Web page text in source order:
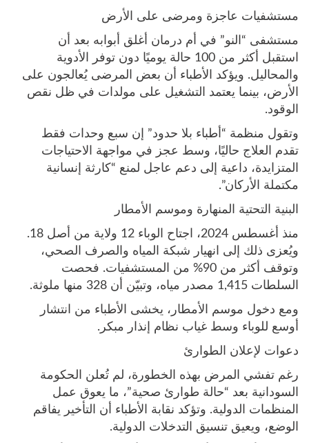
مستشفيات عاجزة ومرضى على الأرض
مستشفى “النو” في أم درمان أغلق أبوابه بعد أن
استقبل أكثر من 100 حالة يوميًا دون توفر الأدوية
والمحاليل. ويؤكد الأطباء أن بعض المرضى يُعالجون على
الأرض، بينما يعتمد التشغيل على مولدات في ظل نقص
الوقود.
وتقول منظمة “أطباء بلا حدود” إن سبع وحدات فقط
تقدم العلاج حاليًا، وسط عجز في مواجهة الاحتياجات
المتزايدة، داعية إلى دعم عاجل لمنع “كارثة إنسانية
مكتملة الأركان”.
البنية التحتية المنهارة وموسم الأمطار
منذ أغسطس 2024، اجتاح الوباء 12 ولاية من أصل 18.
ويُعزى ذلك إلى انهيار شبكة المياه والصرف الصحي،
وتوقف أكثر من 90% من المستشفيات. فحصت
السلطات 1,415 مصدر مياه، وتبيّن أن 328 منها ملوثة.
ومع دخول موسم الأمطار، يخشى الأطباء من انتشار
أوسع للوباء وسط غياب نظام إنذار مبكر.
دعوات لإعلان الطوارئ
رغم تفشي المرض بهذه الخطورة، لم تُعلن الحكومة
السودانية بعد “حالة طوارئ صحية”، ما يعوق عمل
المنظمات الدولية. وتؤكد نقابة الأطباء أن التأخير يفاقم
الوضع، ويعيق تنسيق التدخلات الدولية.